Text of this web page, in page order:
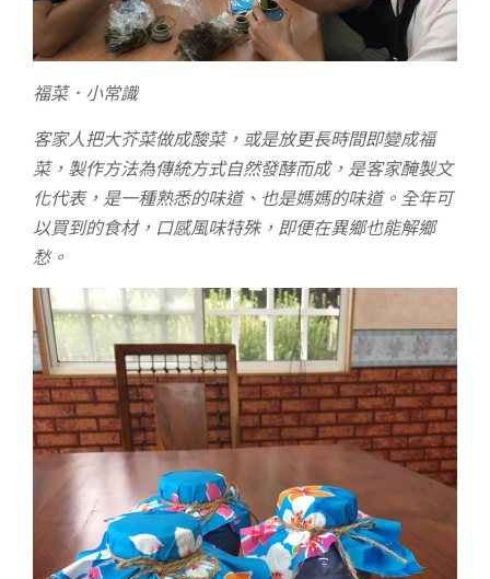
福菜．小常識
客家人把大芥菜做成酸菜，或是放更長時間即變成福
菜，製作方法為傳統方式自然發酵而成，是客家醃製文
化代表，是一種熟悉的味道、也是媽媽的味道。全年可
以買到的食材，口感風味特殊，即便在異鄉也能解鄉
愁。